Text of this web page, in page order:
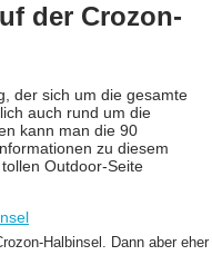
der Crozon-
der sich um die gesamte
auch rund um die
kann man die 90
zu diesem
Outdoor-Seite
Halbinsel. Dann aber